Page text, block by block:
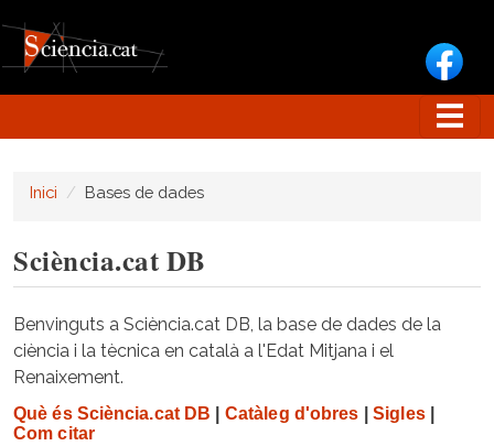
Inici Bases de dades
Sciència.cat DB
Benvinguts a Sciència.cat DB, la base de dades de la
ciència i la tècnica en català a l'Edat Mitjana i el
Renaixement.
Què és Sciència.cat DB Catàleg d'obres Sigles|
Com citar